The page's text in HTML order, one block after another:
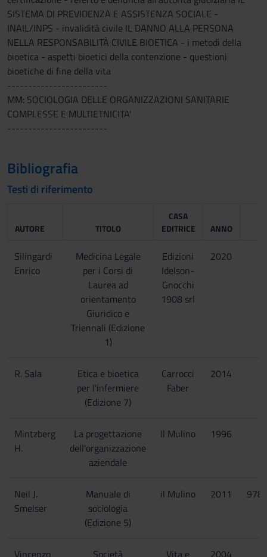
SISTEMA DI PREVIDENZA E ASSISTENZA SOCIALE -
INAIL/INPS - invalidità civile IL DANNO ALLA PERSONA
NELLA RESPONSABILITÀ CIVILE BIOETICA - i metodi della
bioetica - aspetti bioetici della contenzione - questioni
bioetiche di fine della vita
------------------------
MM: SOCIOLOGIA DELLE ORGANIZZAZIONI SANITARIE
COMPLESSE E MULTIETNICITA'
------------------------
Bibliografia
Testi di riferimento
AUTORE TITOLO
CASA
EDITRICE
ANNO
Silingardi
Enrico
Medicina Legale
per i Corsi di
Laurea ad
orientamento
Giuridico e
Triennali (Edizione
1)
Edizioni
Idelson-
Gnocchi
1908 srl
2020
R. Sala
Etica e bioetica
per l'infermiere
(Edizione 7)
Carrocci
Faber
2014
Mintzberg
H.
La progettazione
dell'organizzazione
aziendale
Il Mulino 1996
Neil J.
Smelser
Manuale di
sociologia
(Edizione 5)
il Mulino 2011
Vincenzo
Società
Vita e
2004